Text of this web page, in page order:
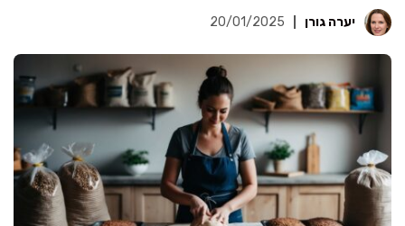
יערה גורן 20/01/2025